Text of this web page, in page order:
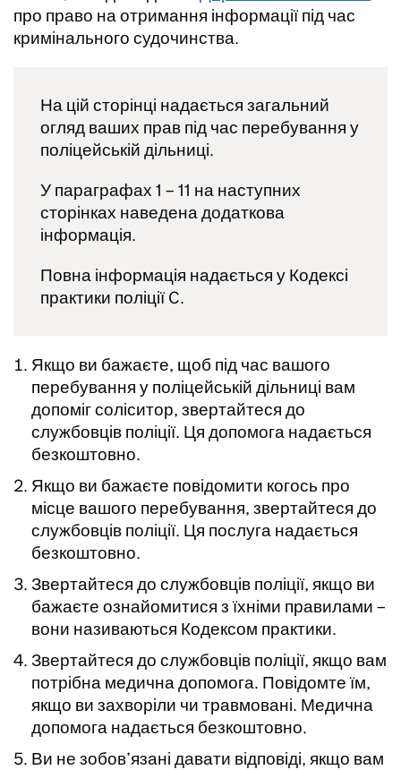
про право на отримання інформації під час
кримінального судочинства.
На цій сторінці надається загальний
огляд ваших прав під час перебування у
поліцейській дільниці.
У параграфах 1 – 11 на наступних
сторінках наведена додаткова
інформація.
Повна інформація надається у Кодексі
практики поліції C.
Якщо ви бажаєте, щоб під час вашого
перебування у поліцейській дільниці вам
допоміг соліситор, звертайтеся до
службовців поліції. Ця допомога надається
безкоштовно.
Якщо ви бажаєте повідомити когось про
місце вашого перебування, звертайтеся до
службовців поліції. Ця послуга надається
безкоштовно.
Звертайтеся до службовців поліції, якщо ви
бажаєте ознайомитися з їхніми правилами –
вони називаються Кодексом практики.
Звертайтеся до службовців поліції, якщо вам
потрібна медична допомога. Повідомте їм,
якщо ви захворіли чи травмовані. Медична
допомога надається безкоштовно.
Ви не зобов’язані давати відповіді, якщо вам